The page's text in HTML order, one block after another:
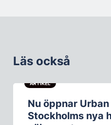
Läs också
ARTIKEL
Nu öppnar Urban
Stockholms nya